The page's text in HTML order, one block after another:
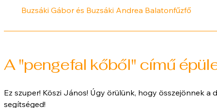
Buzsáki Gábor és Buzsáki Andrea Balatonfűzfő
A "pengefal kőből" című
Ez szuper! Köszi János! Úgy örülünk, hogy összejönnek
segítséged!